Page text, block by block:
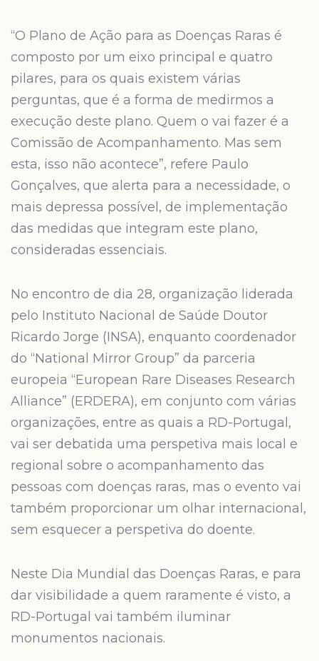
“O Plano de Ação para as Doenças Raras é
composto por um eixo principal e quatro
pilares, para os quais existem várias
perguntas, que é a forma de medirmos a
execução deste plano. Quem o vai fazer é a
Comissão de Acompanhamento. Mas sem
esta, isso não acontece”, refere Paulo
Gonçalves, que alerta para a necessidade, o
mais depressa possível, de implementação
das medidas que integram este plano,
consideradas essenciais.
No encontro de dia 28, organização liderada
pelo Instituto Nacional de Saúde Doutor
Ricardo Jorge (INSA), enquanto coordenador
do “National Mirror Group” da parceria
europeia “European Rare Diseases Research
Alliance” (ERDERA), em conjunto com várias
organizações, entre as quais a RD-Portugal,
vai ser debatida uma perspetiva mais local e
regional sobre o acompanhamento das
pessoas com doenças raras, mas o evento vai
também proporcionar um olhar internacional,
sem esquecer a perspetiva do doente.
Neste Dia Mundial das Doenças Raras, e para
dar visibilidade a quem raramente é visto, a
RD-Portugal vai também iluminar
monumentos nacionais.